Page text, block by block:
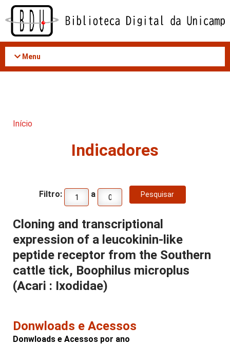
Acessar
conteúdo
Menu
Início
Indicadores
Filtro: a
Cloning and transcriptional
expression of a leucokinin-like
peptide receptor from the Southern
cattle tick, Boophilus microplus
(Acari : Ixodidae)
Donwloads e Acessos
Donwloads e Acessos por ano